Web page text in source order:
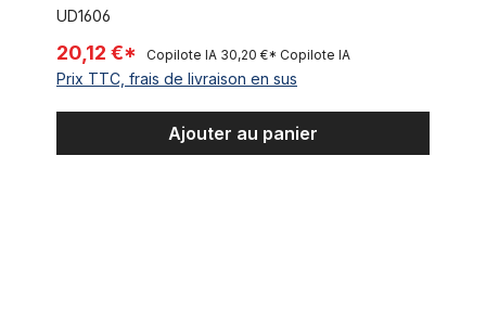
d'espacement
UD1606
20,12 €* Copilote IA 30,20 €* Copilote IA
Prix TTC, frais de livraison en sus
Ajouter au panier